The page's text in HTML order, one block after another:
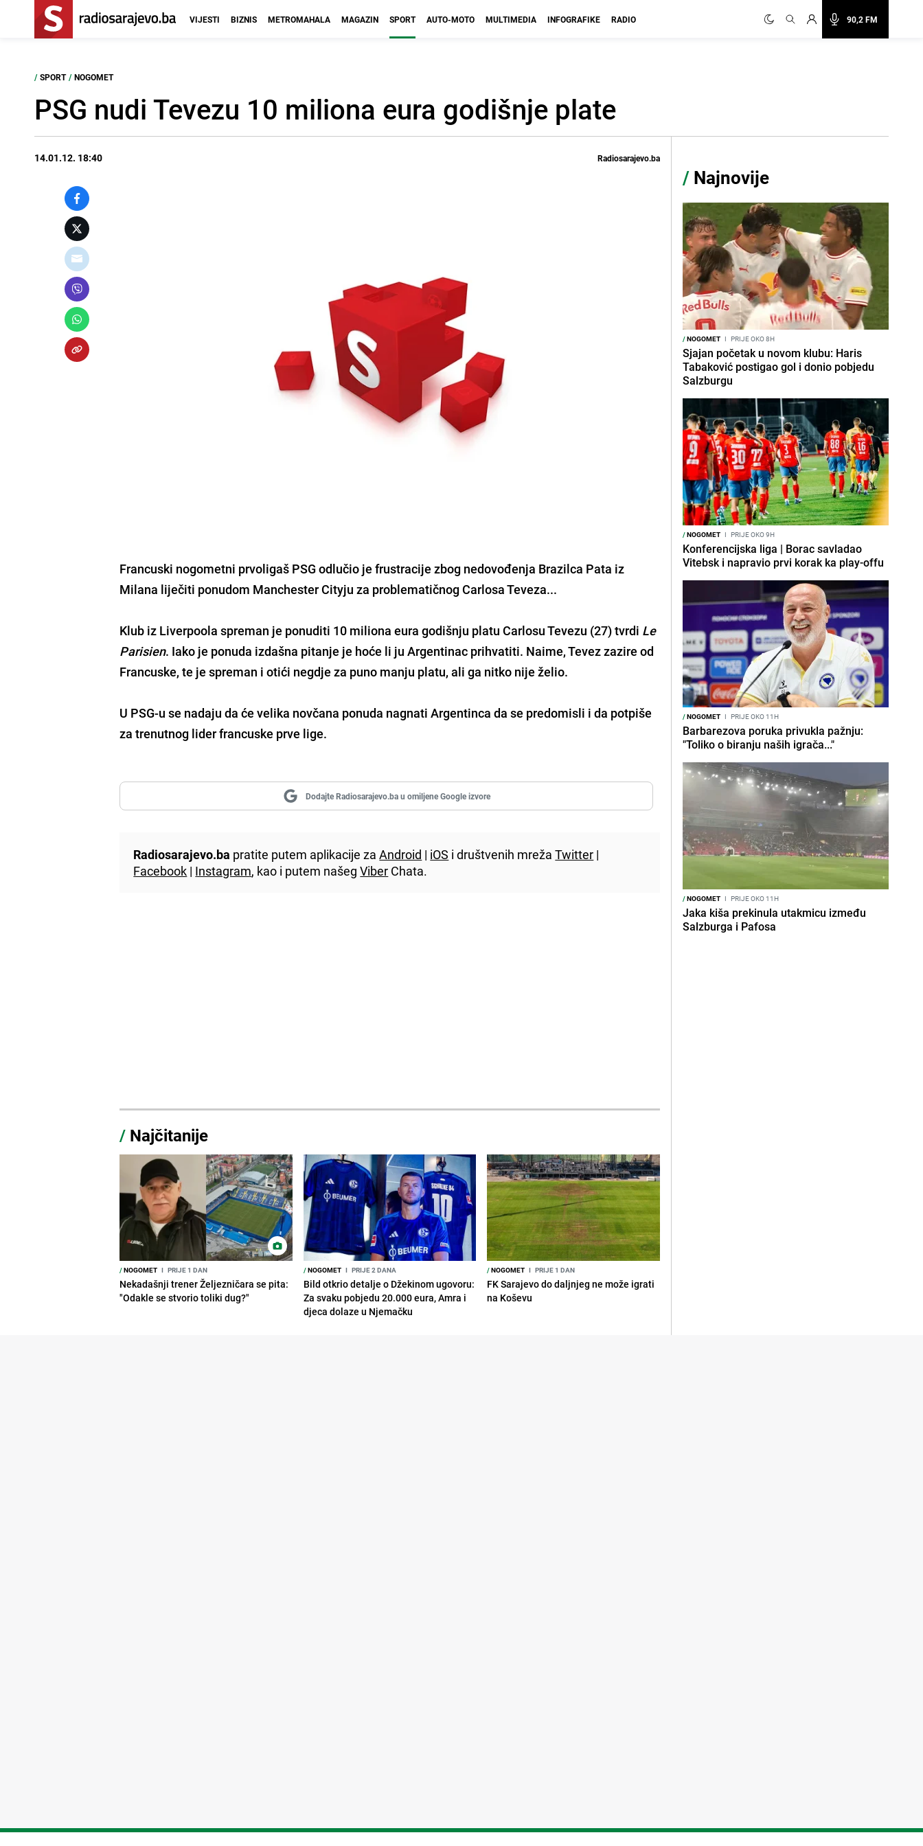
90,2 FM
VIJESTI BIZNIS METROMAHALA MAGAZIN SPORT AUTO-MOTO MULTIMEDIA INFOGRAFIKE RADIO
/ SPORT / NOGOMET
PSG nudi Tevezu 10 miliona eura godišnje plate
14.01.12. 18:40 Radiosarajevo.ba
Francuski nogometni prvoligaš PSG odlučio je frustracije zbog nedovođenja Brazilca Pata iz
Milana liječiti ponudom Manchester Cityju za problematičnog Carlosa Teveza...
Klub iz Liverpoola spreman je ponuditi 10 miliona eura godišnju platu Carlosu Tevezu (27) tvrdi Le
Parisien. Iako je ponuda izdašna pitanje je hoće li ju Argentinac prihvatiti. Naime, Tevez zazire od
Francuske, te je spreman i otići negdje za puno manju platu, ali ga nitko nije želio.
U PSG-u se nadaju da će velika novčana ponuda nagnati Argentinca da se predomisli i da potpiše
za trenutnog lider francuske prve lige.
Dodajte Radiosarajevo.ba u omiljene Google izvore
Radiosarajevo.ba pratite putem aplikacije zaAndroid | iOS i društvenih mrežaTwitter |
Facebook | Instagram, kao i putem našegViber Chata.
/ Najčitanije
/NOGOMET I PRIJE 1 DAN
Nekadašnji trener Željezničara se pita:
"Odakle se stvorio toliki dug?"
/NOGOMET I PRIJE 2 DANA
Bild otkrio detalje o Džekinom ugovoru:
Za svaku pobjedu 20.000 eura, Amra i
djeca dolaze u Njemačku
/NOGOMET I PRIJE 1 DAN
FK Sarajevo do daljnjeg ne može igrati
na Koševu
/ Najnovije
/NOGOMET I PRIJE OKO 8H
Sjajan početak u novom klubu: Haris
Tabaković postigao gol i donio pobjedu
Salzburgu
/NOGOMET I PRIJE OKO 9H
Konferencijska liga | Borac savladao
Vitebsk i napravio prvi korak ka play-offu
/NOGOMET I PRIJE OKO 11H
Barbarezova poruka privukla pažnju:
"Toliko o biranju naših igrača..."
/NOGOMET I PRIJE OKO 11H
Jaka kiša prekinula utakmicu između
Salzburga i Pafosa